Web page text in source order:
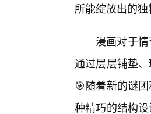
所能绽放出的独
漫画对于
通过层层铺垫
🎯随着新的谜
种精巧的结构